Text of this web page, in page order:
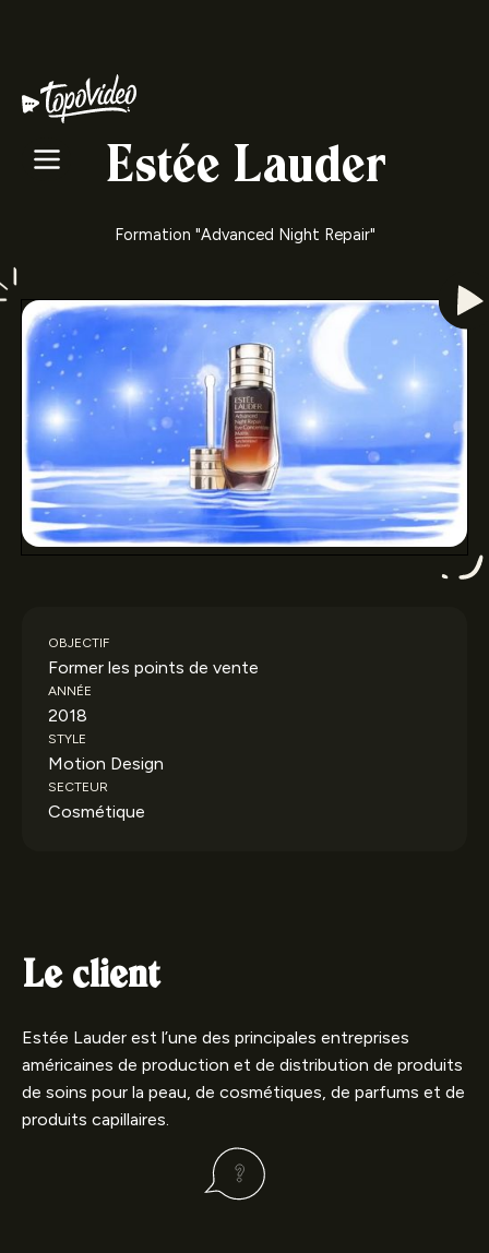
Estée Lauder
Formation "Advanced Night Repair"
OBJECTIF
Former les points de vente
ANNÉE
2018
STYLE
Motion Design
SECTEUR
Cosmétique
Le client
Estée Lauder est l’une des principales entreprises
américaines de production et de distribution de produits
de soins pour la peau, de cosmétiques, de parfums et de
produits capillaires.